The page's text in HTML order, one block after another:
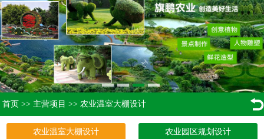
首页 >> 主营项目 >> 农业温室大棚设计
农业温室大棚设计 农业园区规划设计